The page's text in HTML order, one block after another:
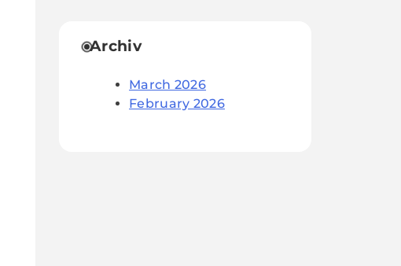
Archiv
March 2026
February 2026